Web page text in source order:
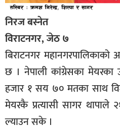
निरज बस्नेत
विराटनगर, जेठ ७
बिराटनगर
छ । नेपाली कांग्रेसका मेयरका
हजार १ सय ७० मतका साथ
मेयरकै प्रत्यासी सागर
ल्याउन सके ।